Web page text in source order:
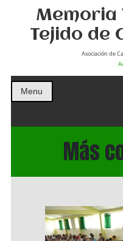
Memoria
Tejido de
Asociación de
Menu
Más